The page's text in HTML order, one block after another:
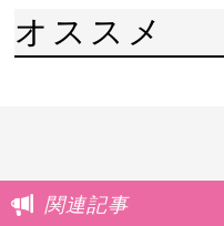
オススメ
関連記事